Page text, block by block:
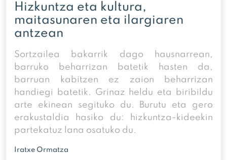
Hizkuntza eta kultura,
maitasunaren eta ilargiaren
antzean
Sortzailea bakarrik dago hausnarrean,
barruko beharrizan batetik hasten da,
barruan kabitzen ez zaion beharrizan
handiegi batetik. Grinaz heldu eta biribildu
arte ekinean segituko du. Burutu eta gero
erakustaldia hasiko du: hizkuntza-kideekin
partekatuz lana osatuko du.
Iratxe Ormatza